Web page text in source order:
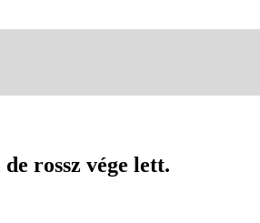
rossz vége lett.